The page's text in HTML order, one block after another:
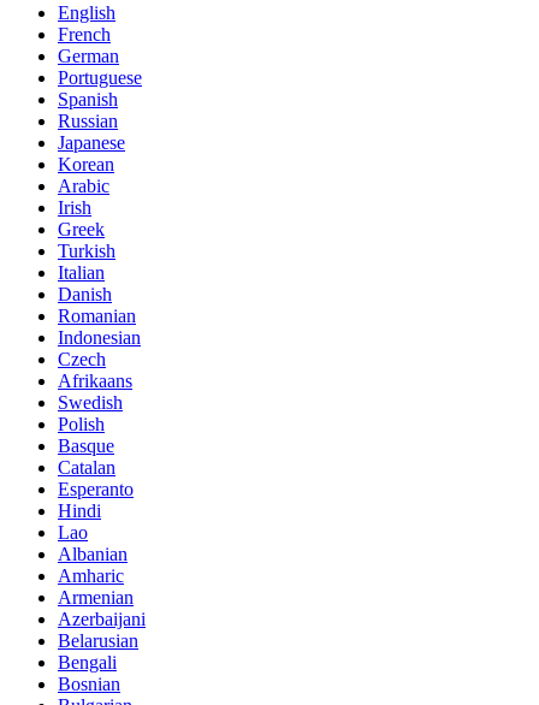
English
French
German
Portuguese
Spanish
Russian
Japanese
Korean
Arabic
Irish
Greek
Turkish
Italian
Danish
Romanian
Indonesian
Czech
Afrikaans
Swedish
Polish
Basque
Catalan
Esperanto
Hindi
Lao
Albanian
Amharic
Armenian
Azerbaijani
Belarusian
Bengali
Bosnian